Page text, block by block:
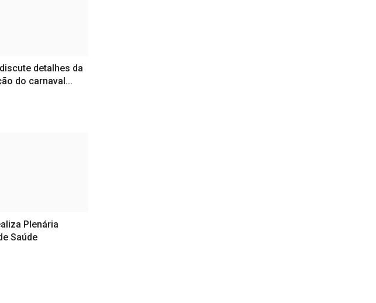
detalhes da
do carnaval...
Plenária
Saúde